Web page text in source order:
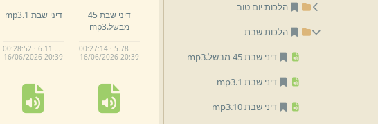
הלכות יום טוב
הלכות שבת
דיני שבת 45 מבשל.
mp3
דיני שבת 1.
mp3
דיני שבת 10.
mp3
דיני שבת 45
מבשל.mp3
00:27:14 · 5.78 MB
16/06/2026 20:39
דיני שבת 1. mp3
00:28:52 · 6.11 MB
16/06/2026 20:39